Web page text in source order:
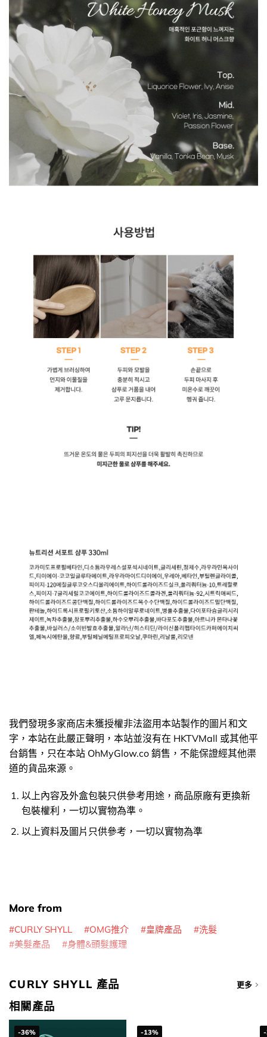
我們發現多家商店未獲授權非法盜用本站製作的圖片和文
字，本站在此嚴正聲明，本站並沒有在 HKTVMall 或其他平
台銷售，只在本站 OhMyGlow.co 銷售，不能保證經其他渠
道的貨品來源。
以上內容及外盒包裝只供參考用途，商品原廠有更換新
包裝權利，一切以實物為準。
以上資料及圖片只供參考，一切以實物為準
More from
CURLY SHYLL OMG推介 皇牌產品
洗髮
美髮產品
身體&頭髮護理
CURLY SHYLL 產品 更多
相關產品
-36% -13%